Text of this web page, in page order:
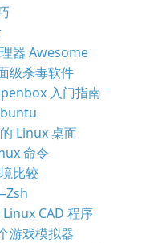
器 Awesome
级杀毒软件
入门指南
Linux 桌面
命令
比较
CAD 程序
游戏模拟器